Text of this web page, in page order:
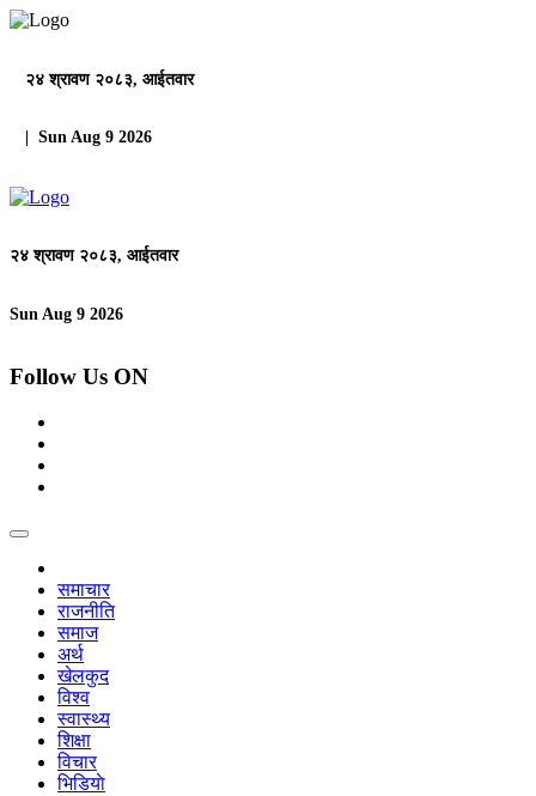
२४ श्रावण २०८३, आईतवार
| Sun Aug 9 2026
२४ श्रावण २०८३, आईतवार
Sun Aug 9 2026
Follow Us ON
समाचार
राजनीति
समाज
अर्थ
खेलकुद
विश्व
स्वास्थ्य
शिक्षा
विचार
भिडियाे